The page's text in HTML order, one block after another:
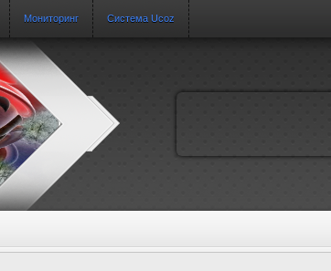
Мониторинг Система Ucoz